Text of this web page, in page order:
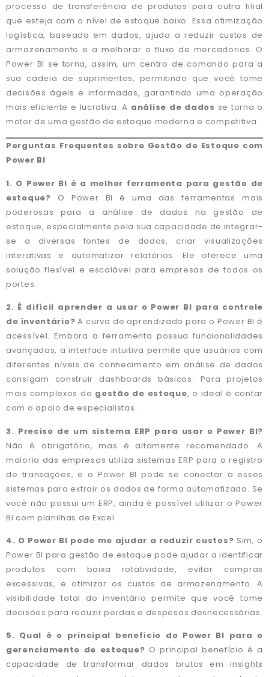
processo de transferência de produtos para outra filial
que esteja com o nível de estoque baixo. Essa otimização
logística, baseada em dados, ajuda a reduzir custos de
armazenamento e a melhorar o fluxo de mercadorias. O
Power BI se torna, assim, um centro de comando para a
sua cadeia de suprimentos, permitindo que você tome
decisões ágeis e informadas, garantindo uma operação
mais eficiente e lucrativa. A análise de dados se torna o
motor de uma gestão de estoque moderna e competitiva.
Perguntas Frequentes sobre Gestão de Estoque com
Power BI
1. O Power BI é a melhor ferramenta para gestão de
estoque? O Power BI é uma das ferramentas mais
poderosas para a análise de dados na gestão de
estoque, especialmente pela sua capacidade de integrar-
se a diversas fontes de dados, criar visualizações
interativas e automatizar relatórios. Ele oferece uma
solução flexível e escalável para empresas de todos os
portes.
2. É difícil aprender a usar o Power BI para controle
de inventário? A curva de aprendizado para o Power BI é
acessível. Embora a ferramenta possua funcionalidades
avançadas, a interface intuitiva permite que usuários com
diferentes níveis de conhecimento em análise de dados
consigam construir dashboards básicos. Para projetos
mais complexos de gestão de estoque, o ideal é contar
com o apoio de especialistas.
3. Preciso de um sistema ERP para usar o Power BI?
Não é obrigatório, mas é altamente recomendado. A
maioria das empresas utiliza sistemas ERP para o registro
de transações, e o Power BI pode se conectar a esses
sistemas para extrair os dados de forma automatizada. Se
você não possui um ERP, ainda é possível utilizar o Power
BI com planilhas de Excel.
4. O Power BI pode me ajudar a reduzir custos? Sim, o
Power BI para gestão de estoque pode ajudar a identificar
produtos com baixa rotatividade, evitar compras
excessivas, e otimizar os custos de armazenamento. A
visibilidade total do inventário permite que você tome
decisões para reduzir perdas e despesas desnecessárias.
5. Qual é o principal benefício do Power BI para o
gerenciamento de estoque? O principal benefício é a
capacidade de transformar dados brutos em insights